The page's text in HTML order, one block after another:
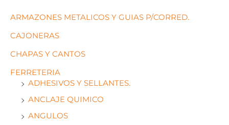
ARMAZONES METALICOS Y GUIAS P/CORRED.
CAJONERAS
CHAPAS Y CANTOS
FERRETERIA
ADHESIVOS Y SELLANTES.
ANCLAJE QUIMICO
ANGULOS